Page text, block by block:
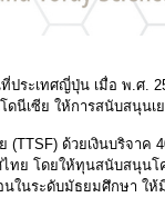
ประเทศญี่ปุ่น เมื่อ พ.ศ.
นีเซีย ให้การสนับสนุน
(TTSF) ด้วยเงินบริจา
ทย โดยให้ทุนสนับสนุน
นระดับมัธยมศึกษา ให้